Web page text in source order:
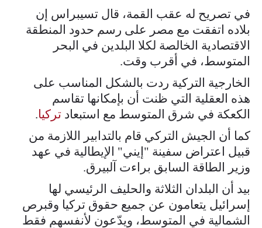
في تصريح له عقب القمة، قال تسيبراس إن
بلاده اتفقت مع مصر على رسم حدود المنطقة
الاقتصادية الخالصة لكلا البلدين في البحر
المتوسط، في أقرب وقت.
الخارجية التركية ردت بالشكل المناسب على
هذه العقلية التي ظنت أن بإمكانها تقاسم
الكعكة في شرق المتوسط مع استبعاد تركيا.
كما أن الجيش التركي قام بالتدابير اللازمة من
قبيل اعتراض سفينة "إيني" الإيطالية في عهد
وزير الطاقة السابق براءت آلبيرق.
بيد أن البلدان الثلاثة والحليف الرئيسي لها
إسرائيل يتعامون عن جميع حقوق تركيا وقبرص
الشمالية في المتوسط، ويدّعون لأنفسهم فقط